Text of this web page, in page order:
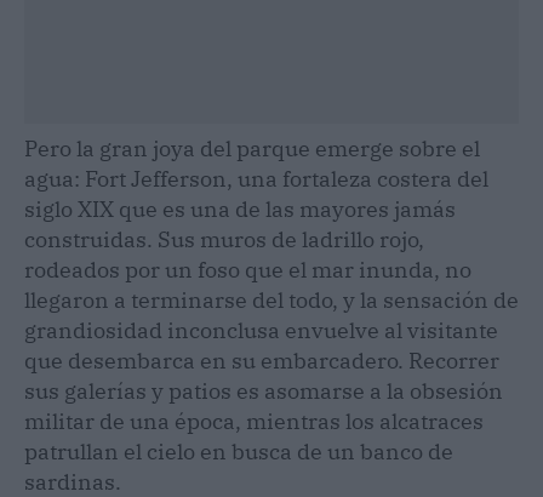
Pero la gran joya del parque emerge sobre el
agua: Fort Jefferson, una fortaleza costera del
siglo XIX que es una de las mayores jamás
construidas. Sus muros de ladrillo rojo,
rodeados por un foso que el mar inunda, no
llegaron a terminarse del todo, y la sensación de
grandiosidad inconclusa envuelve al visitante
que desembarca en su embarcadero. Recorrer
sus galerías y patios es asomarse a la obsesión
militar de una época, mientras los alcatraces
patrullan el cielo en busca de un banco de
sardinas.